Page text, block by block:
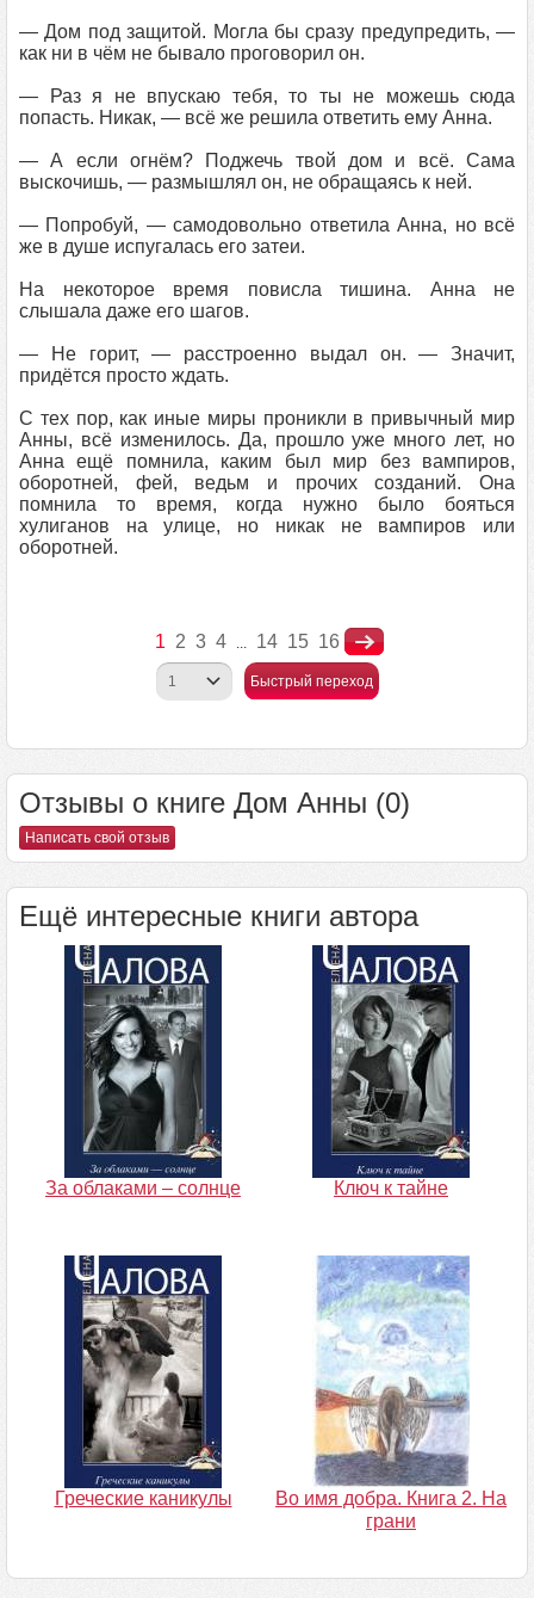
— Дом под защитой. Могла бы сразу предупредить, —
как ни в чём не бывало проговорил он.
— Раз я не впускаю тебя, то ты не можешь сюда
попасть. Никак, — всё же решила ответить ему Анна.
— А если огнём? Поджечь твой дом и всё. Сама
выскочишь, — размышлял он, не обращаясь к ней.
— Попробуй, — самодовольно ответила Анна, но всё
же в душе испугалась его затеи.
На некоторое время повисла тишина. Анна не
слышала даже его шагов.
— Не горит, — расстроенно выдал он. — Значит,
придётся просто ждать.
С тех пор, как иные миры проникли в привычный мир
Анны, всё изменилось. Да, прошло уже много лет, но
Анна ещё помнила, каким был мир без вампиров,
оборотней, фей, ведьм и прочих созданий. Она
помнила то время, когда нужно было бояться
хулиганов на улице, но никак не вампиров или
оборотней.
1 2 3 4 ... 14 15 16
Быстрый переход
Отзывы о книге Дом Анны (0)
Написать свой отзыв
Ещё интересные книги автора
За облаками – солнце Ключ к тайне
Греческие каникулы
Во имя добра. Книга 2. На
грани